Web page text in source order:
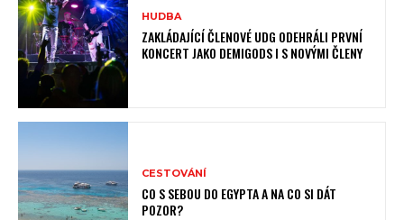
HUDBA
ZAKLÁDAJÍCÍ ČLENOVÉ UDG ODEHRÁLI PRVNÍ
KONCERT JAKO DEMIGODS I S NOVÝMI ČLENY
CESTOVÁNÍ
CO S SEBOU DO EGYPTA A NA CO SI DÁT
POZOR?